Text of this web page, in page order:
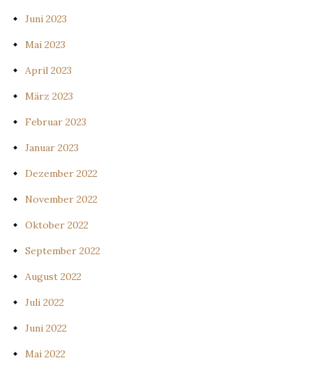
Juni 2023
Mai 2023
April 2023
März 2023
Februar 2023
Januar 2023
Dezember 2022
November 2022
Oktober 2022
September 2022
August 2022
Juli 2022
Juni 2022
Mai 2022